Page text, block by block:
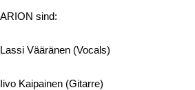
ARION sind:
Lassi Vääränen (Vocals)
Iivo Kaipainen (Gitarre)